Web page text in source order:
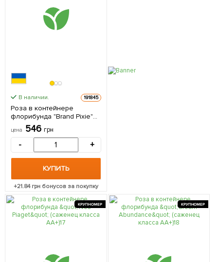
В наличии. 191845
Роза в контейнере
флорибунда "Brand Pixie"
(саженец класса АА+) 1
саженец в упаковке
цена 546 грн
- +
КУПИТЬ
+21.84грн бонусов за покупку
КРУПНОМЕР КРУПНОМЕР